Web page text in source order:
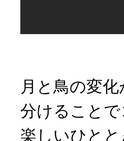
月と鳥の変
分けること
楽しいひと